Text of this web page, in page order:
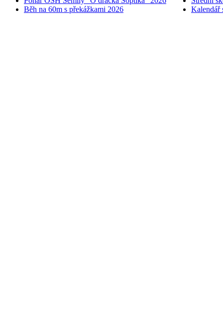
Běh na 60m s překážkami 2026
Kalendář